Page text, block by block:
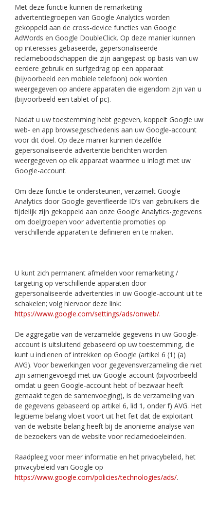
Met deze functie kunnen de remarketing
advertentiegroepen van Google Analytics worden
gekoppeld aan de cross-device functies van Google
AdWords en Google DoubleClick. Op deze manier kunnen
op interesses gebaseerde, gepersonaliseerde
reclameboodschappen die zijn aangepast op basis van uw
eerdere gebruik en surfgedrag op een apparaat
(bijvoorbeeld een mobiele telefoon) ook worden
weergegeven op andere apparaten die eigendom zijn van u
(bijvoorbeeld een tablet of pc).
Nadat u uw toestemming hebt gegeven, koppelt Google uw
web- en app browsegeschiedenis aan uw Google-account
voor dit doel. Op deze manier kunnen dezelfde
gepersonaliseerde advertentie berichten worden
weergegeven op elk apparaat waarmee u inlogt met uw
Google-account.
Om deze functie te ondersteunen, verzamelt Google
Analytics door Google geverifieerde ID’s van gebruikers die
tijdelijk zijn gekoppeld aan onze Google Analytics-gegevens
om doelgroepen voor advertentie promoties op
verschillende apparaten te definiëren en te maken.
U kunt zich permanent afmelden voor remarketing /
targeting op verschillende apparaten door
gepersonaliseerde advertenties in uw Google-account uit te
schakelen; volg hiervoor deze link:
https://www.google.com/settings/ads/onweb/.
De aggregatie van de verzamelde gegevens in uw Google-
account is uitsluitend gebaseerd op uw toestemming, die
kunt u indienen of intrekken op Google (artikel 6 (1) (a)
AVG). Voor bewerkingen voor gegevensverzameling die niet
zijn samengevoegd met uw Google-account (bijvoorbeeld
omdat u geen Google-account hebt of bezwaar heeft
gemaakt tegen de samenvoeging), is de verzameling van
de gegevens gebaseerd op artikel 6, lid 1, onder f) AVG. Het
legitieme belang vloeit voort uit het feit dat de exploitant
van de website belang heeft bij de anonieme analyse van
de bezoekers van de website voor reclamedoeleinden.
Raadpleeg voor meer informatie en het privacybeleid, het
privacybeleid van Google op
https://www.google.com/policies/technologies/ads/.